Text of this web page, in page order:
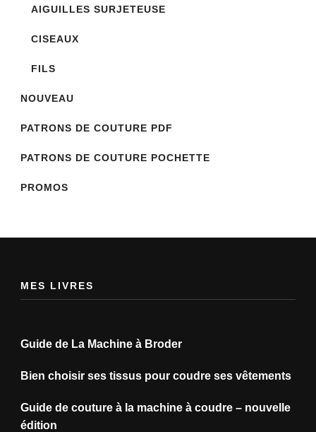
AIGUILLES SURJETEUSE
CISEAUX
FILS
NOUVEAU
PATRONS DE COUTURE PDF
PATRONS DE COUTURE POCHETTE
PROMOS
MES LIVRES
Guide de La Machine à Broder
Bien choisir ses tissus pour coudre ses vêtements
Guide de couture à la machine à coudre – nouvelle
édition